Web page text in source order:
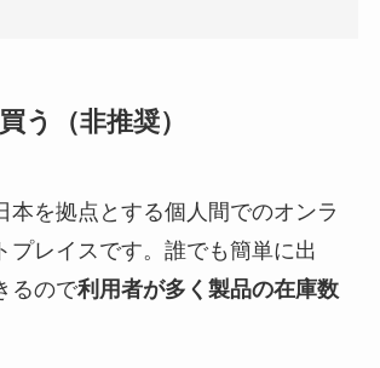
う（非推奨）
本を拠点とする個人間でのオンラ
プレイスです。誰でも簡単に出
るので利用者が多く製品の在庫数